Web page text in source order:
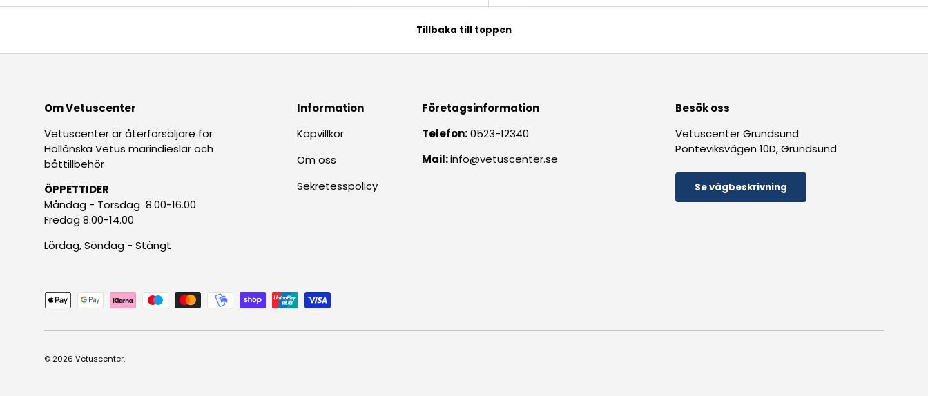
Tillbaka till toppen
Om Vetuscenter
Vetuscenter är återförsäljare för
Hollänska Vetus marindieslar och
båttillbehör
ÖPPETTIDER
Måndag - Torsdag 8.00-16.00
Fredag 8.00-14.00
Lördag, Söndag - Stängt
Information
Köpvillkor
Om oss
Sekretesspolicy
Företagsinformation
Telefon:0523-12340
Mail:info@vetuscenter.se
Besök oss
Vetuscenter Grundsund
Ponteviksvägen 10D, Grundsund
Se vägbeskrivning
Betalningsmetoder accepteras
© 2026 Vetuscenter.